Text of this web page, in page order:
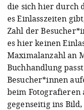
die sich hier durch
es Einlasszeiten
Zahl der
es hier keinen
Maximalanzahl an
Buchhandlung
Besucher*innen
beim
gegenseitig ins